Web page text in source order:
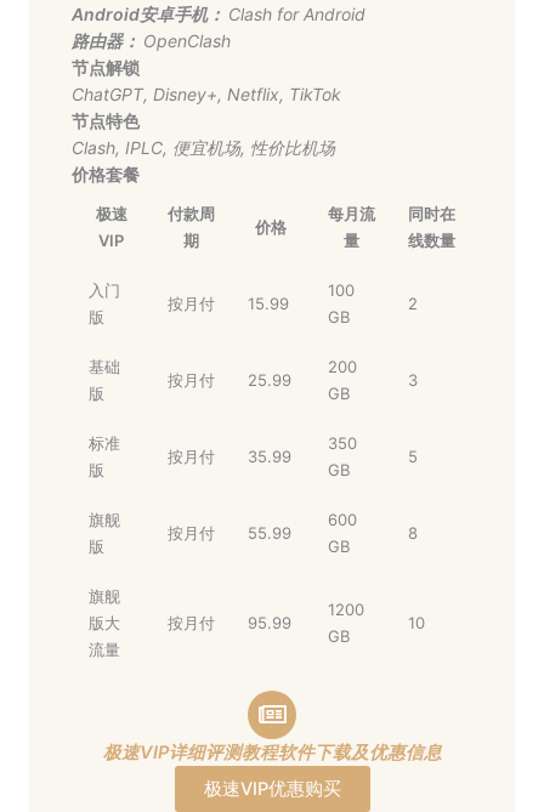
Android安卓手机： Clash for Android
路由器： OpenClash
节点解锁
ChatGPT, Disney+, Netflix, TikTok
节点特色
Clash, IPLC, 便宜机场, 性价比机场
价格套餐
极速
VIP
付款周
期
价格
每月流
量
同时在
线数量
入门
版
按月付 15.99
100
GB
2
基础
版
按月付 25.99
200
GB
3
标准
版
按月付 35.99
350
GB
5
旗舰
版
按月付 55.99
600
GB
8
旗舰
版大
流量
按月付 95.99
1200
GB
10
极速VIP详细评测教程软件下载及优惠信息
极速VIP优惠购买